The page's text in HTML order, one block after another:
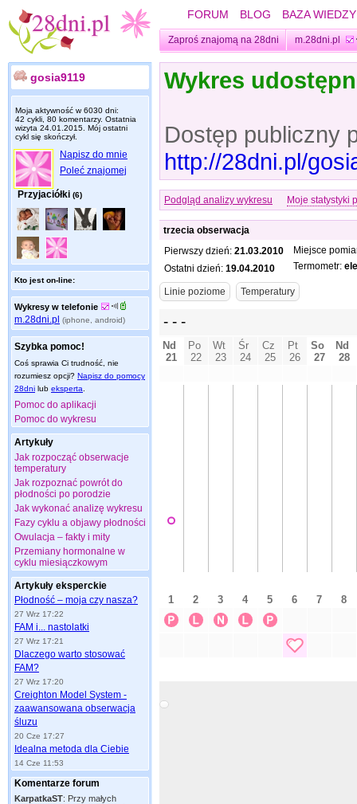
FORUM BLOG BAZA WIEDZY
Zaproś znajomą na 28dni m.28dni.pl
gosia9119
Moja aktywność w 6030 dni:
42 cykli, 80 komentarzy. Ostatnia
wizyta 24.01.2015 . Mój ostatni
cykl się skończył.
Napisz do mnie
Poleć znajomej
Przyjaciółki (6)
Kto jest on-line:
Wykresy w telefonie
m.28dni.pl (iphone, android)
Szybka pomoc!
Coś sprawia Ci trudność, nie
rozumiesz opcji? Napisz do pomocy
28dni lub eksperta
Pomoc do aplikacji
Pomoc do wykresu
Artykuły
Jak rozpocząć obserwacje
temperatury
Jak rozpoznać powrót do
płodności po porodzie
Jak wykonać analizę wykresu
Fazy cyklu a objawy płodności
Owulacja – fakty i mity
Przemiany hormonalne w
cyklu miesiączkowym
Artykuły eksperckie
Płodność – moja czy nasza?
27 Wrz 17:22
FAM i... nastolatki
27 Wrz 17:21
Dlaczego warto stosować
FAM?
27 Wrz 17:20
Creighton Model System -
zaawansowana obserwacja
śluzu
20 Cze 17:27
Idealna metoda dla Ciebie
14 Cze 11:53
Komentarze forum
KarpatkaST: Przy małych
Wykres
Dostęp publiczny
http://28dni.pl/
Podgląd analizy wykresu Moje statystyki
trzecia obserwacja
Pierwszy dzień: 21.03.2010
Ostatni dzień: 19.04.2010
Miejsce
Termometr: